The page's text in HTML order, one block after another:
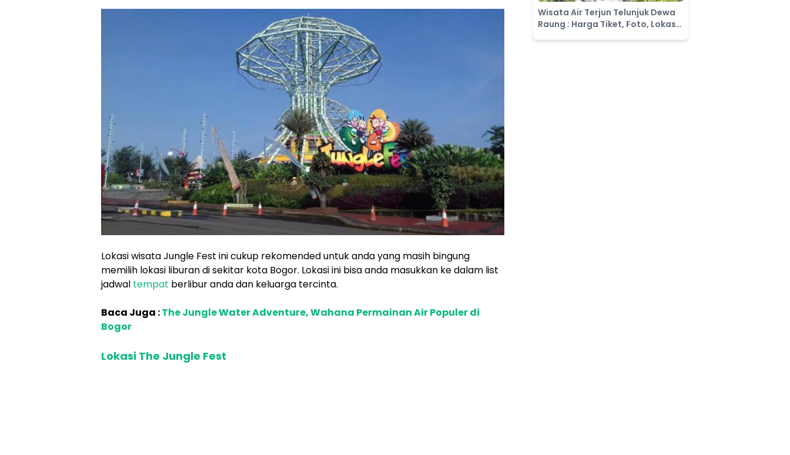
Lokasi wisata Jungle Fest ini cukup rekomended untuk anda yang masih bingung
memilih lokasi liburan di sekitar kota Bogor. Lokasi ini bisa anda masukkan ke dalam list
jadwal tempat berlibur anda dan keluarga tercinta.
Baca Juga :The Jungle Water Adventure, Wahana Permainan Air Populer di
Bogor
Lokasi The Jungle Fest
Wisata Air Terjun Telunjuk Dewa
Raung : Harga Tiket, Foto, Lokasi,